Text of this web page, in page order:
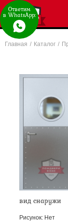
Главная / Каталог /
вид снаружи
Рисунок: Нет
Ответим
в WhatsApp: